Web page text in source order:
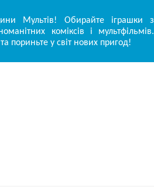
Мультів! Обирайте іграшки з
коміксів і мультфільмів.
пориньте у світ нових пригод!